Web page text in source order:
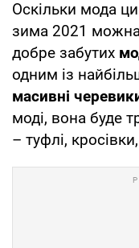
Оскільки мода
зима 2021 можна
добре забутих
одним із
масивні
моді, вона буде
– туфлі,